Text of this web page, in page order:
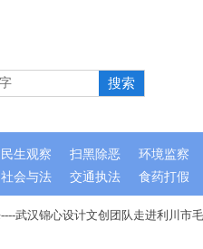
武汉锦心设计文创团队走进利川市毛
社会与法 交通执法 食药打假
搜索
民生观察 扫黑除恶 环境监察